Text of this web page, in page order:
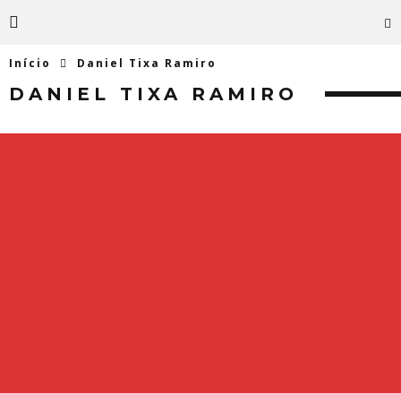
Início Daniel Tixa Ramiro
DANIEL TIXA RAMIRO